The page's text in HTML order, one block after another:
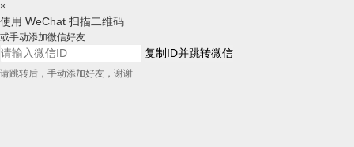
×
使用 WeChat 扫描二维码
或手动添加微信好友
复制ID并跳转微信
请跳转后，手动添加好友，谢谢